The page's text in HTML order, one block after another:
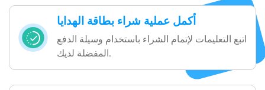
أكمل عملية شراء بطاقة الهدايا
اتبع التعليمات لإتمام الشراء باستخدام وسيلة الدفع
المفضلة لديك.